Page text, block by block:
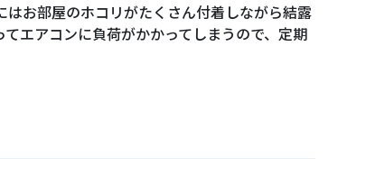
お部屋のホコリがたくさん付着しながら結露
エアコンに負荷がかかってしまうので、定期